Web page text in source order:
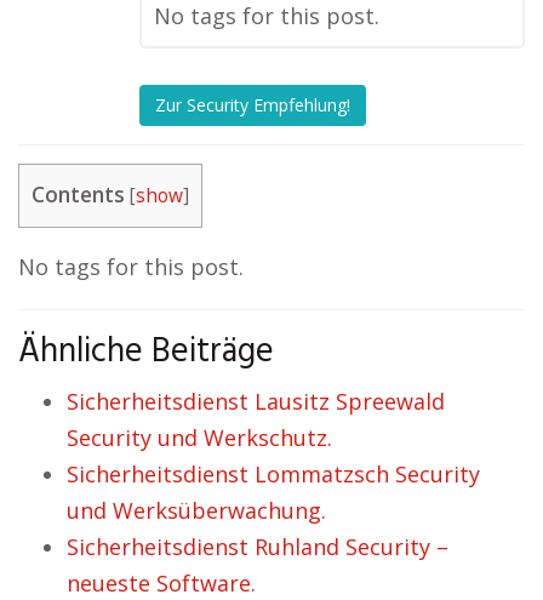
No tags for this post.
Zur Security Empfehlung!
Contents [show]
No tags for this post.
Ähnliche Beiträge
Sicherheitsdienst Lausitz Spreewald
Security und Werkschutz.
Sicherheitsdienst Lommatzsch Security
und Werksüberwachung.
Sicherheitsdienst Ruhland Security –
neueste Software.